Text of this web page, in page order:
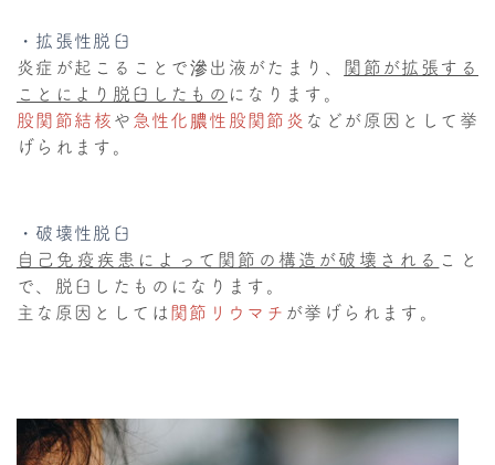
・拡張性脱臼
炎症が起こることで滲出液がたまり、 関節が拡張する
ことにより脱臼したもの になります。
股関節結核や急性化膿性股関節炎 などが原因として挙
げられます。
・破壊性脱臼
自己免疫疾患によって関節の構造が破壊される こと
で、脱臼したものになります。
主な原因としては関節リウマチ が挙げられます。